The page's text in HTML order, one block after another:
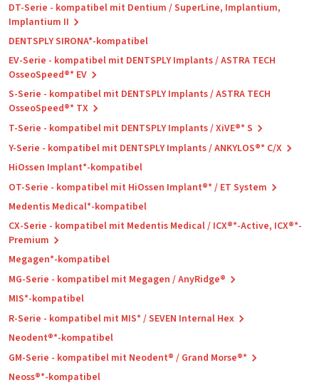
DT-Serie - kompatibel mit Dentium / SuperLine, Implantium,
Implantium II
DENTSPLY SIRONA*-kompatibel
EV-Serie - kompatibel mit DENTSPLY Implants / ASTRA TECH
OsseoSpeed®* EV
S-Serie - kompatibel mit DENTSPLY Implants / ASTRA TECH
OsseoSpeed®* TX
T-Serie - kompatibel mit DENTSPLY Implants / XiVE®* S
Y-Serie - kompatibel mit DENTSPLY Implants / ANKYLOS®* C/X
HiOssen Implant*-kompatibel
OT-Serie - kompatibel mit HiOssen Implant®* / ET System
Medentis Medical*-kompatibel
CX-Serie - kompatibel mit Medentis Medical / ICX®*-Active, ICX®*-
Premium
Megagen*-kompatibel
MG-Serie - kompatibel mit Megagen / AnyRidge®
MIS*-kompatibel
R-Serie - kompatibel mit MIS* / SEVEN Internal Hex
Neodent®*-kompatibel
GM-Serie - kompatibel mit Neodent® / Grand Morse®*
Neoss®*-kompatibel